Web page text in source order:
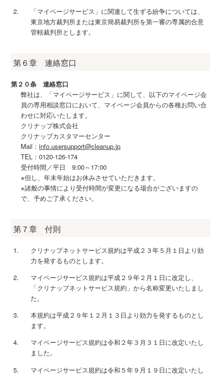
「マイページサービス」に関連して生ずる紛争については、
東京地方裁判所または東京簡易裁判所を第一審の専属的合意
管轄裁判所とします。
第６章 連絡窓口
第２０条 連絡窓口
弊社は、「マイページサービス」に関して、以下のマイページ会
員の専用相談窓口において、マイページ会員からの各種お問い合
わせに対応いたします。
クリナップ株式会社
クリナップカスタマーセンター
Mail：info.usersupport@cleanup.jp
TEL：0120-126-174
受付時間／平日 9:00～17:00
※但し、年末年始はお休みさせていただきます。
※諸般の事情により受付時間が変更になる場合がございますの
で、予めご了承ください。
第７章 付則
クリナップネットサービス規約は平成２３年５月１日より効
力を発するものとします。
マイページサービス規約は平成２９年２月１日に改定し、
「クリナップネットサービス規約」から名称変更いたしまし
た。
本規約は平成２９年１２月１３日より効力を発するものとし
ます。
マイページサービス規約は令和２年３月３１日に改定いたし
ました。
マイページサービス規約は令和５年９月１９日に改定いたし